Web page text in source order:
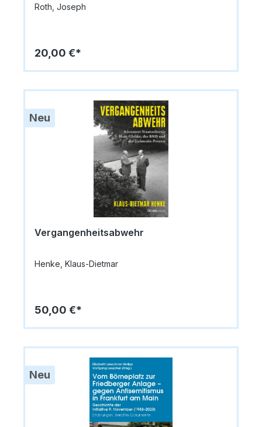
Roth, Joseph
20,00 €*
Neu
Vergangenheitsabwehr
Henke, Klaus-Dietmar
50,00 €*
Neu